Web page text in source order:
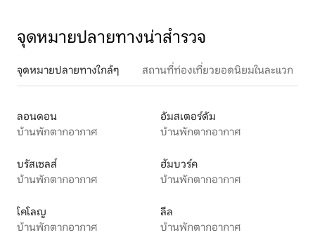
จุดหมายปลายทางน่าสำรวจ
จุดหมายปลายทางใกล้ๆ สถานที่ท่องเที่ยวยอดนิยมในละแวก
ลอนดอน
บ้านพักตากอากาศ
อัมสเตอร์ดัม
บ้านพักตากอากาศ
บรัสเซลส์
บ้านพักตากอากาศ
ฮัมบวร์ค
บ้านพักตากอากาศ
โคโลญ
บ้านพักตากอากาศ
ลีล
บ้านพักตากอากาศ